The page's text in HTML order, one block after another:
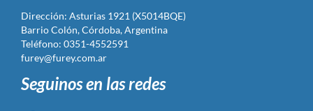
Dirección: Asturias 1921 (X5014BQE)
Barrio Colón, Córdoba, Argentina
Teléfono: 0351-4552591
furey@furey.com.ar
Seguinos en las redes